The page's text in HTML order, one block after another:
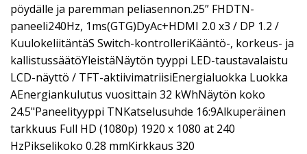
pöydälle ja paremman peliasennon.25” FHDTN-
paneeli240Hz, 1ms(GTG)DyAc+HDMI 2.0 x3 / DP 1.2 /
KuulokeliitäntäS Switch-kontrolleriKääntö-, korkeus- ja
kallistussäätöYleistäNäytön tyyppi LED-taustavalaistu
LCD-näyttö / TFT-aktiivimatriisiEnergialuokka Luokka
AEnergiankulutus vuosittain 32 kWhNäytön koko
24.5"Paneelityyppi TNKatselusuhde 16:9Alkuperäinen
tarkkuus Full HD (1080p) 1920 x 1080 at 240
HzPikselikoko 0.28 mmKirkkaus 320